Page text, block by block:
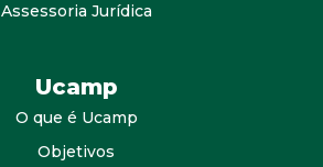
Assessoria Jurídica
Ucamp
O que é Ucamp
Objetivos